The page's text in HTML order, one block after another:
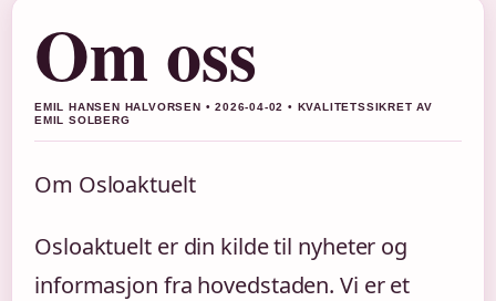
Om oss
EMIL HANSEN HALVORSEN • 2026-04-02 • KVALITETSSIKRET AV
EMIL SOLBERG
Om Osloaktuelt
Osloaktuelt er din kilde til nyheter og
informasjon fra hovedstaden. Vi er et